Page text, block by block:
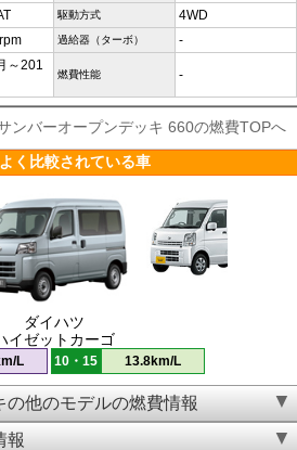
駆動方式 4WD
過給器（ターボ） -
～201
燃費性能 -
ンバーオープンデッキ 660の燃費TOPへ
く比較されている車
ダイハツ
イゼットカーゴ
L 10・15 13.8km/L
他のモデルの燃費情報
報